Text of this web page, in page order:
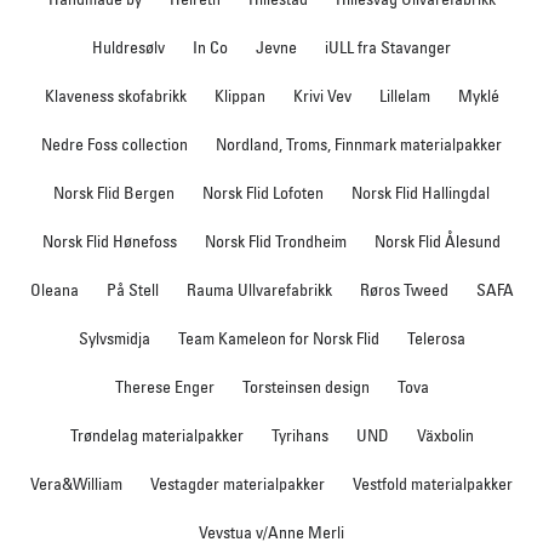
Huldresølv In Co Jevne iULL fra Stavanger
Klaveness skofabrikk Klippan Krivi Vev Lillelam Myklé
Nedre Foss collection Nordland, Troms, Finnmark materialpakker
Norsk Flid Bergen Norsk Flid Lofoten Norsk Flid Hallingdal
Norsk Flid Hønefoss Norsk Flid Trondheim Norsk Flid Ålesund
Oleana På Stell Rauma Ullvarefabrikk Røros Tweed SAFA
Sylvsmidja Team Kameleon for Norsk Flid Telerosa
Therese Enger Torsteinsen design Tova
Trøndelag materialpakker Tyrihans UND Växbolin
Vera&William Vestagder materialpakker Vestfold materialpakker
Vevstua v/Anne Merli